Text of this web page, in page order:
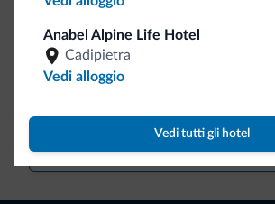
Anabel Alpine Life Hotel
Cadipietra
Vedi alloggio
Vedi tutti gli hotel
Vai allo shop